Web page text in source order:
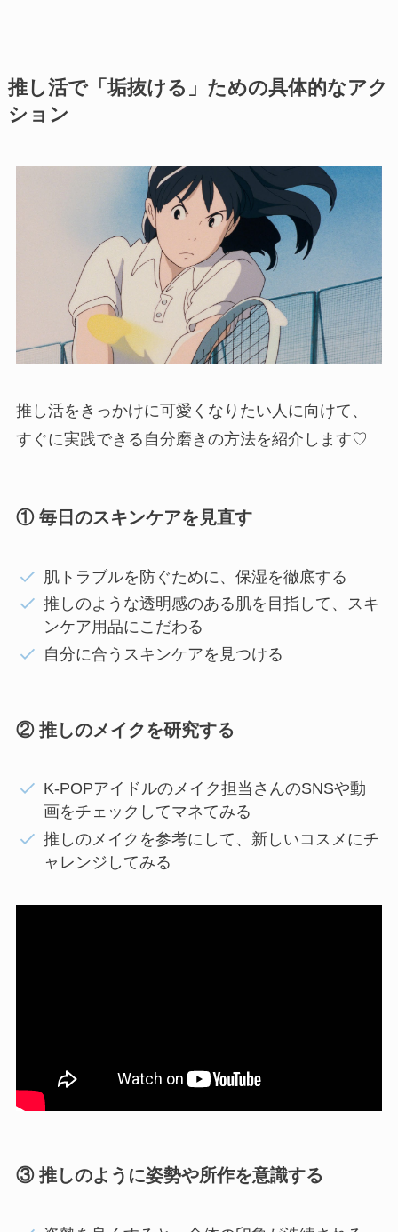
推し活で「垢抜ける」ための具体的なアク
ション
推し活をきっかけに可愛くなりたい人に向けて、
すぐに実践できる自分磨きの方法を紹介します♡
① 毎日のスキンケアを見直す
肌トラブルを防ぐために、保湿を徹底する
推しのような透明感のある肌を目指して、スキ
ンケア用品にこだわる
自分に合うスキンケアを見つける
② 推しのメイクを研究する
K-POPアイドルのメイク担当さんのSNSや動
画をチェックしてマネてみる
推しのメイクを参考にして、新しいコスメにチ
ャレンジしてみる
③ 推しのように姿勢や所作を意識する